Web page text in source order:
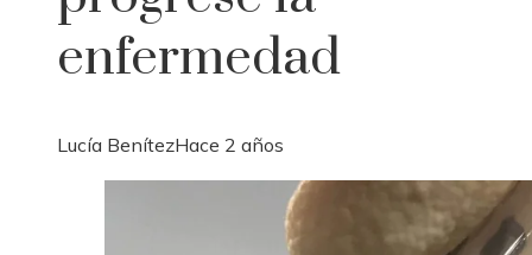
enfermedad
Lucía BenítezHace 2 años